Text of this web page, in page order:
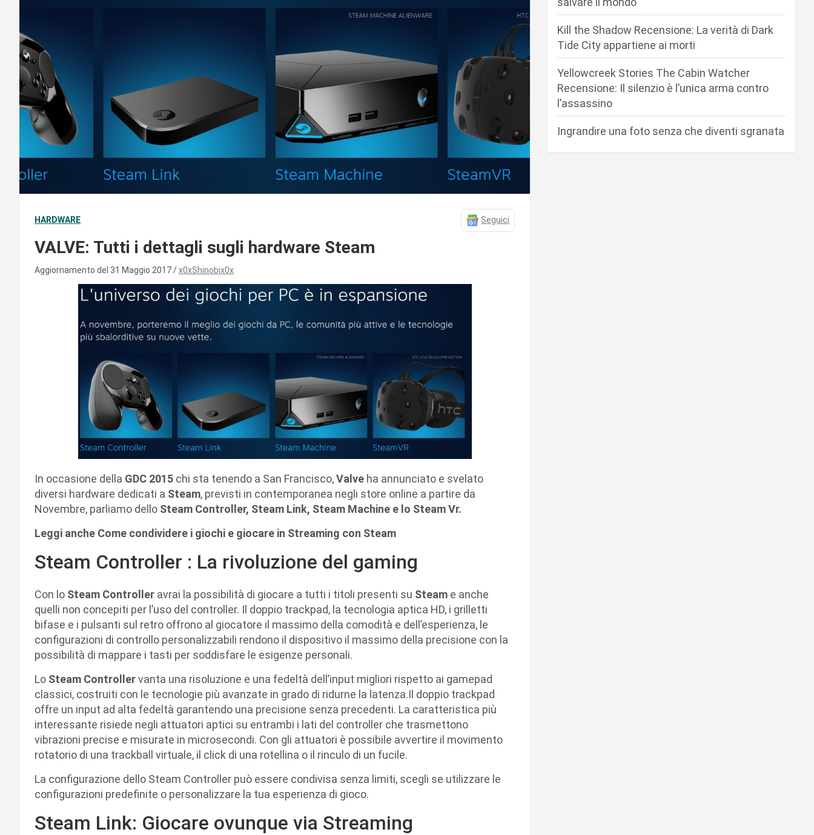
HARDWARE Seguici
VALVE: Tutti i dettagli sugli hardware Steam
Aggiornamento del 31 Maggio 2017 x0xShinobix0x
In occasione della GDC 2015 chi sta tenendo a San Francisco,Valve ha annunciato e svelato
diversi hardware dedicati a Steam, previsti in contemporanea negli store online a partire da
Novembre, parliamo dello Steam Controller, Steam Link, Steam Machine e lo Steam Vr.
Leggi anche Come condividere i giochi e giocare in Streaming con Steam
Steam Controller : La rivoluzione del gaming
Con lo Steam Controller avrai la possibilità di giocare a tutti i titoli presenti su Steam e anche
quelli non concepiti per l’uso del controller. Il doppio trackpad, la tecnologia aptica HD, i grilletti
bifase e i pulsanti sul retro offrono al giocatore il massimo della comodità e dell’esperienza, le
configurazioni di controllo personalizzabili rendono il dispositivo il massimo della precisione con la
possibilità di mappare i tasti per soddisfare le esigenze personali.
Lo Steam Controllervanta una risoluzione e una fedeltà dell’input migliori rispetto ai gamepad
classici, costruiti con le tecnologie più avanzate in grado di ridurne la latenza.Il doppio trackpad
offre un input ad alta fedeltà garantendo una precisione senza precedenti. La caratteristica più
interessante risiede negli attuatori aptici su entrambi i lati del controller che trasmettono
vibrazioni precise e misurate in microsecondi. Con gli attuatori è possibile avvertire il movimento
rotatorio di una trackball virtuale, il click di una rotellina o il rinculo di un fucile.
La configurazione dello Steam Controller può essere condivisa senza limiti, scegli se utilizzare le
configurazioni predefinite o personalizzare la tua esperienza di gioco.
Steam Link: Giocare ovunque via Streaming
Kill the Shadow Recensione: La verità di Dark
Tide City appartiene ai morti
Yellowcreek Stories The Cabin Watcher
Recensione: Il silenzio è l’unica arma contro
l’assassino
Ingrandire una foto senza che diventi sgranata